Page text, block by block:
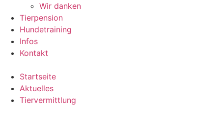
Wir danken
Tierpension
Hundetraining
Infos
Kontakt
Startseite
Aktuelles
Tiervermittlung